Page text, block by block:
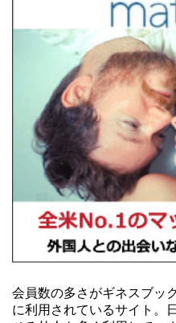
会員数の多さがギネスブッ
に利用されているサイト。